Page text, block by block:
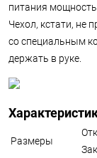
питания
Чехол, кстати, не
со специальным
держать в руке.
Размеры